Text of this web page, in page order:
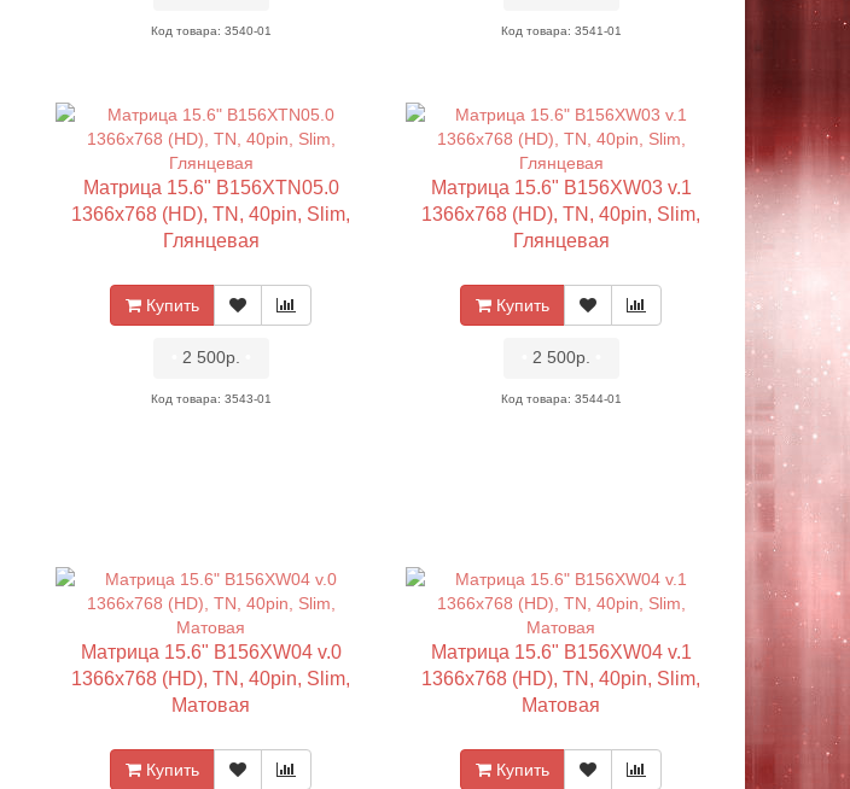
Код товара: 3540-01 Код товара: 3541-01
Матрица 15.6" B156XTN05.0
1366x768 (HD), TN, 40pin, Slim,
Глянцевая
Купить
2 500р.
Код товара: 3543-01
Матрица 15.6" B156XW03 v.1
1366x768 (HD), TN, 40pin, Slim,
Глянцевая
Купить
2 500р.
Код товара: 3544-01
Матрица 15.6" B156XW04 v.0
1366x768 (HD), TN, 40pin, Slim,
Матовая
Купить
Матрица 15.6" B156XW04 v.1
1366x768 (HD), TN, 40pin, Slim,
Матовая
Купить